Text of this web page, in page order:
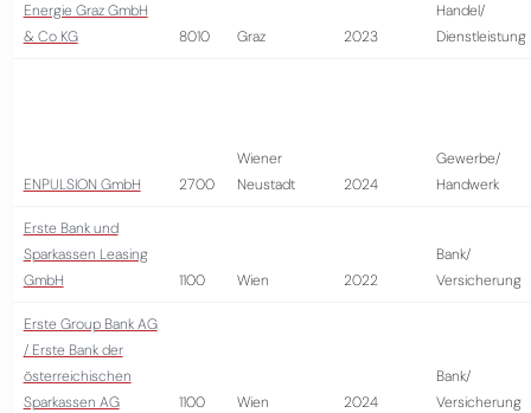
Energie Graz GmbH
& Co KG
8010 Graz 2023
Handel/
Dienstleistung
ENPULSION GmbH 2700
Wiener
Neustadt
2024
Gewerbe/
Handwerk
Erste Bank und
Sparkassen Leasing
GmbH
1100 Wien 2022
Bank/
Versicherung
Erste Group Bank AG
/ Erste Bank der
österreichischen
Sparkassen AG
1100 Wien 2024
Bank/
Versicherung